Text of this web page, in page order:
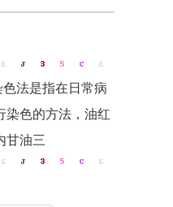
法是指在日常病
染色的方法，油红
甘油三